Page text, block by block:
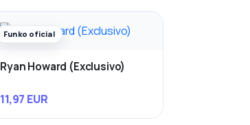
Funko oficial
Ryan Howard (Exclusivo)
11,97 EUR